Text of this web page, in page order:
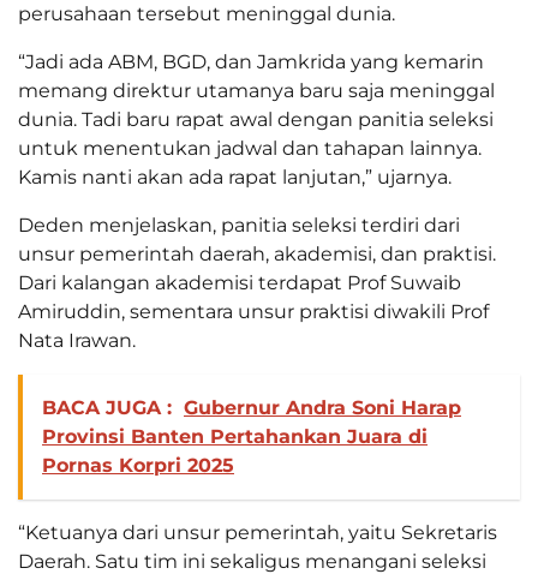
perusahaan tersebut meninggal dunia.
“Jadi ada ABM, BGD, dan Jamkrida yang kemarin
memang direktur utamanya baru saja meninggal
dunia. Tadi baru rapat awal dengan panitia seleksi
untuk menentukan jadwal dan tahapan lainnya.
Kamis nanti akan ada rapat lanjutan,” ujarnya.
Deden menjelaskan, panitia seleksi terdiri dari
unsur pemerintah daerah, akademisi, dan praktisi.
Dari kalangan akademisi terdapat Prof Suwaib
Amiruddin, sementara unsur praktisi diwakili Prof
Nata Irawan.
BACA JUGA : Gubernur Andra Soni Harap
Provinsi Banten Pertahankan Juara di
Pornas Korpri 2025
“Ketuanya dari unsur pemerintah, yaitu Sekretaris
Daerah. Satu tim ini sekaligus menangani seleksi